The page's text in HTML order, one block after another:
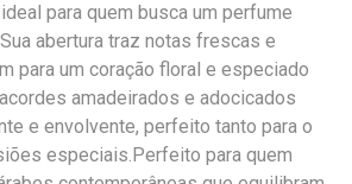
para quem busca um perfume
abertura traz notas frescas e
para um coração floral e especiado
amadeirados e adocicados
e envolvente, perfeito tanto para o
especiais.Perfeito para quem